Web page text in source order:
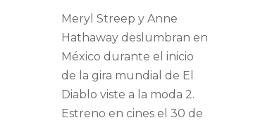
Meryl Streep y Anne
Hathaway deslumbran en
México durante el inicio
de la gira mundial de El
Diablo viste a la moda 2.
Estreno en cines el 30 de